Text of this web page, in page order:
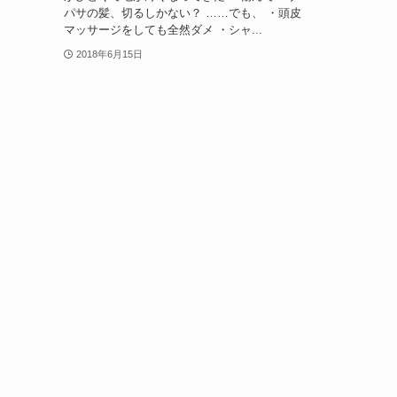
パサの髪、切るしかない？ ……でも、 ・頭皮
マッサージをしても全然ダメ ・シャ...
2018年6月15日